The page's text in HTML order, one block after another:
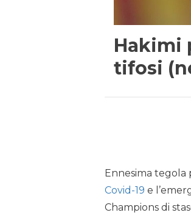
Hakimi
tifosi
Ennesima tegola
Covid-19 e
Champions di